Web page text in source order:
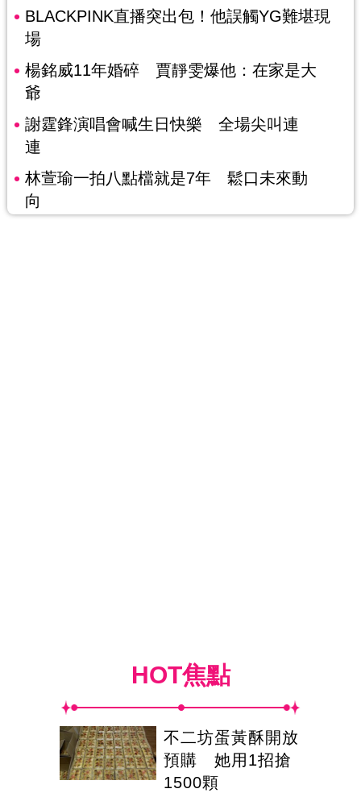
BLACKPINK直播突出包！他誤觸YG難堪現
場
楊銘威11年婚碎 賈靜雯爆他：在家是大
爺
謝霆鋒演唱會喊生日快樂 全場尖叫連
連
林萱瑜一拍八點檔就是7年 鬆口未來動
向
HOT焦點
不二坊蛋黃酥開放
預購 她用1招搶
1500顆